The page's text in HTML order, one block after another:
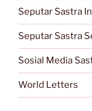
Seputar Sastra
Seputar Sastra
Sosial Media
World Letters